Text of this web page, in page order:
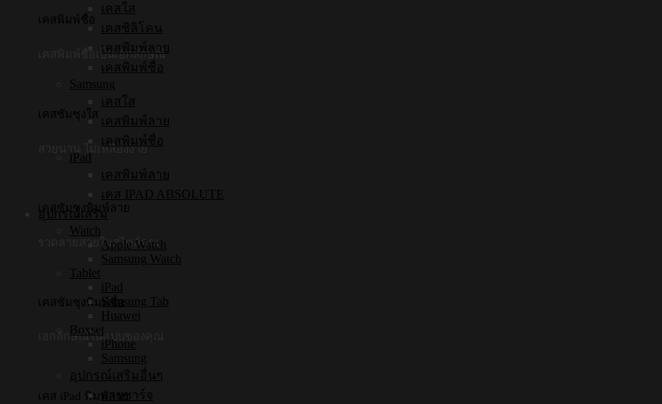
เคสพิมพ์ชื่อ
เคสพิมพ์ชื่อเป็นเอกลักษณ์
เคสซัมซุงใส
สวยนาน ไม่เหลืองง่าย
เคสซัมซุงพิมพ์ลาย
รวดลายสวยในสไตล์คุณ
เคสซัมซุงพิมพ์ชื่อ
เอกลักษณ์ในแบบของคุณ
เคส iPad พิมพ์ลาย
เคสใส
เคสซิลิโคน
เคสพิมพ์ลาย
เคสพิมพ์ชื่อ
Samsung
เคสใส
เคสพิมพ์ลาย
เคสพิมพ์ชื่อ
iPad
เคสพิมพ์ลาย
เคส IPAD ABSOLUTE
อุปกรณ์เสริม
Watch
Apple Watch
Samsung Watch
Tablet
iPad
Samsung Tab
Huawei
Boxset
iPhone
Samsung
อุปกรณ์เสริมอื่นๆ
สายชาร์จ